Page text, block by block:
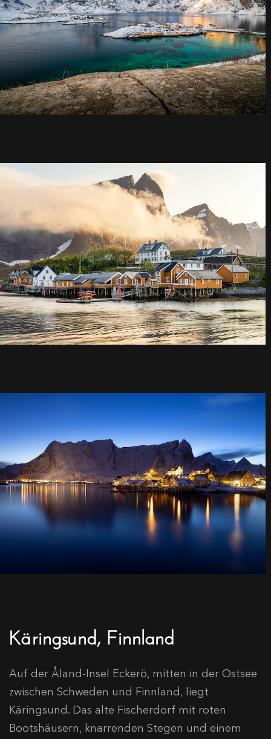
Käringsund, Finnland
Auf der Åland-Insel Eckerö, mitten in der Ostsee
zwischen Schweden und Finnland, liegt
Käringsund. Das alte Fischerdorf mit roten
Bootshäusern, knarrenden Stegen und einem